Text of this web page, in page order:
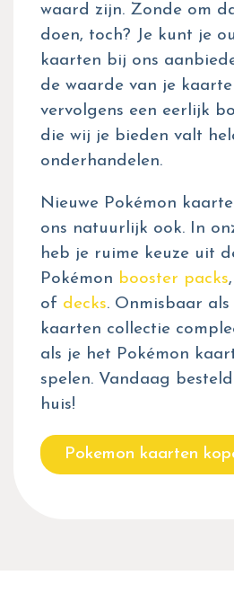
waard zijn. Zonde om
doen, toch? Je kunt je
kaarten bij ons
de waarde van je
vervolgens een eerlijk
die wij je bieden valt
onderhandelen.
Nieuwe Pokémon
ons natuurlijk ook. In
heb je ruime keuze uit
Pokémon booster packs,
of decks. Onmisbaar
kaarten collectie
als je het Pokémon
spelen. Vandaag
huis!
Pokemon kaarten